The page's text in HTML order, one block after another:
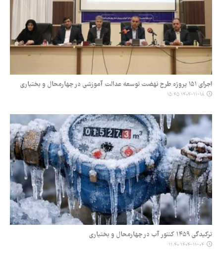
اجرای ۱۵۱ پروژه طرح نهضت توسعه عدالت آموزشی در چهارمحال و بختیاری
۱۴۰۴-۱۱-۱۸ ۱۵:۴۵
ترکیدگی ۱۴۵۹ کنتور آب در چهارمحال و بختیاری
۱۴۰۴-۱۱-۰۴ ۱۱:۴۰